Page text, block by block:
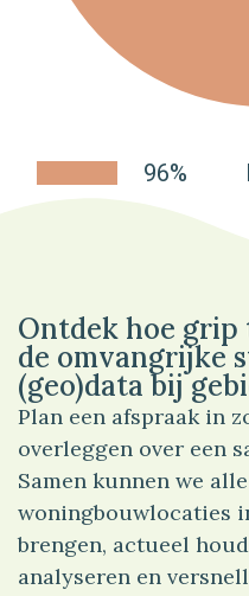
96%
Ontdek hoe grip
de omvangrijke
(geo)data bij
Plan een afspraak in
overleggen over een
Samen kunnen we alle
woningbouwlocaties
brengen, actueel
analyseren en